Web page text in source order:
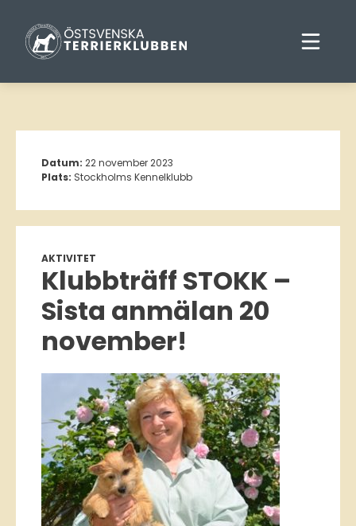
Datum: 22 november 2023
Plats: Stockholms Kennelklubb
AKTIVITET
Klubbträff STOKK –
Sista anmälan 20
november!